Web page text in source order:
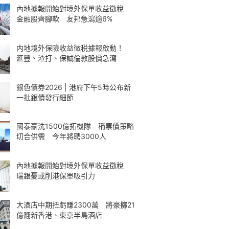
內地據報開始對境外保單收益徵稅
金融股齊腳軟 友邦急瀉逾6%
内地境外保險收益徵税據報啟動！
滙豐、渣打、保誠倫敦股價急瀉
銀色債券2026 | 港府下午5時公布新
一批銀債發行細節
國泰豪洗1500億拓機隊 稱票價策略
切合供需 今年將聘3000人
內地據報開始對境外保單收益徵稅
瑞銀憂或削港保單吸引力
大酒店中期扭虧賺2300萬 將豪擲21
億翻新香港、東京半島酒店